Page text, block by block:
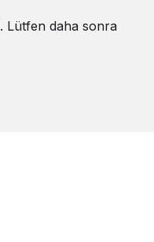
Lütfen daha sonra